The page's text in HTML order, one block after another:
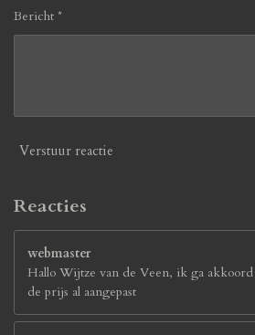
Bericht *
Verstuur reactie
Reacties
webmaster
Hallo Wijtze van de Veen, ik ga
de prijs al aangepast